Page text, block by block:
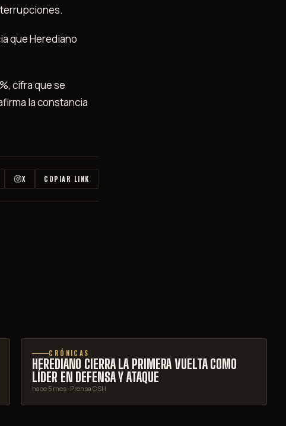
que Herediano
cifra que se
la constancia
X COPIAR LINK
CRÓNICAS
HEREDIANO CIERRA LA PRIMERA VUELTA COMO
LÍDER EN DEFENSA Y ATAQUE
hace 5 mes · Prensa CSH